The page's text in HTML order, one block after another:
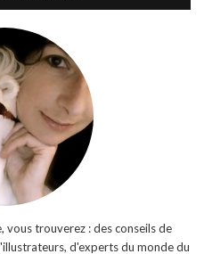
vous trouverez : des conseils de
d'experts du monde du